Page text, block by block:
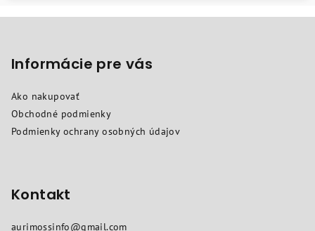
Informácie pre vás
Ako nakupovať
Obchodné podmienky
Podmienky ochrany osobných údajov
Kontakt
aurimossinfo@gmail.com